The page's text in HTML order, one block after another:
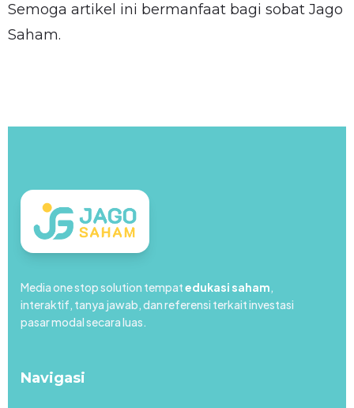
Semoga artikel ini bermanfaat bagi sobat Jago
Saham.
Media one stop solution tempatedukasi saham,
interaktif, tanya jawab, dan referensi terkait investasi
pasar modal secara luas.
Navigasi